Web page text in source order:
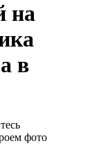
на
в
фото